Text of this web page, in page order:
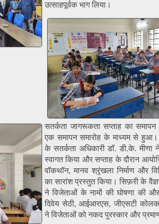
उत्साहपूर्वक भाग लिया।
सतर्कता जागरूकता सप्ताह का
एक समापन समारोह के माध्यम से
के सतर्कता अधिकारी डॉ. डी.के. मीणा
स्वागत किया और सप्ताह के दौरान
वॉकथॉन, मानव श्रृंखला निर्माण और
का सारांश प्रस्तुत किया। सिफ़री के
ने विजेताओं के नामों की घोषणा की
दिवेय सेठी, आईआरएस, जीएसटी
ने विजेताओं को नकद पुरस्कार और